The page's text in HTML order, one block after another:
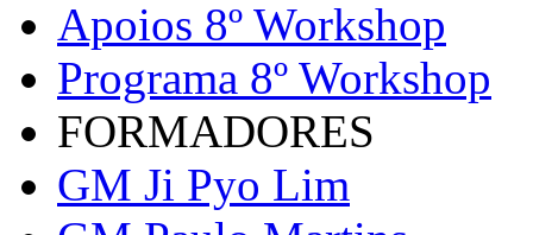
Apoios 8º Workshop
Programa 8º Workshop
FORMADORES
GM Ji Pyo Lim